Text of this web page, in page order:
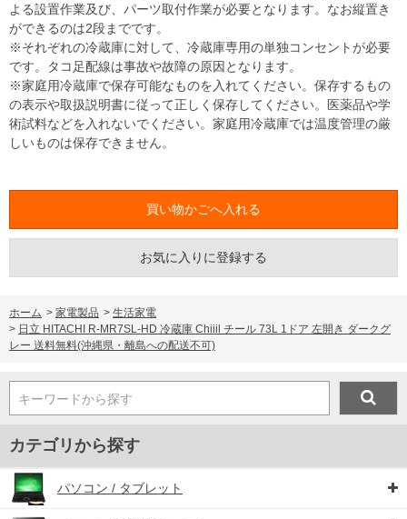
よる設置作業及び、パーツ取付作業が必要となります。なお縦置き
ができるのは2段までです。
※それぞれの冷蔵庫に対して、冷蔵庫専用の単独コンセントが必要
です。タコ足配線は事故や故障の原因となります。
※家庭用冷蔵庫で保存可能なものを入れてください。保存するもの
の表示や取扱説明書に従って正しく保存してください。医薬品や学
術試料などを入れないでください。家庭用冷蔵庫では温度管理の厳
しいものは保存できません。
お気に入りに登録する
ホーム > 家電製品 > 生活家電
> 日立 HITACHI R-MR7SL-HD 冷蔵庫 Chiiil チール 73L 1ドア 左開き ダークグ
レー 送料無料(沖縄県・離島への配送不可)
キーワードから探す
カテゴリから探す
パソコン / タブレット